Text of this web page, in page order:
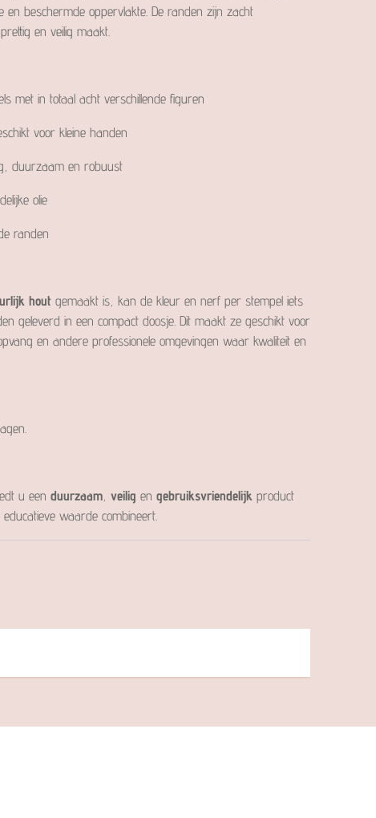
en beschermde oppervlakte. De randen zijn zacht
en veilig maakt.
met in totaal acht verschillende figuren
voor kleine handen
duurzaam en robuust
olie
randen
hout gemaakt is, kan de kleur en nerf per stempel iets
geleverd in een compact doosje. Dit maakt ze geschikt voor
en andere professionele omgevingen waar kwaliteit en
u een duurzaam veilig en gebruiksvriendelijk product
waarde combineert.